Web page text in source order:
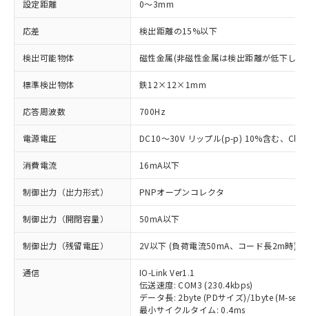
設定距離 0～3mm
応差 検出距離の15%以下
検出可能物体 磁性金属(非磁性金属は検出距離が低下しま
標準検出物体 鉄12×12×1mm
応答周波数 700Hz
電源電圧 DC10～30V リップル(p-p) 10%含む、
消費電流 16mA以下
制御出力（出力形式） PNPオープンコレクタ
制御出力（開閉容量） 50mA以下
制御出力（残留電圧） 2V以下 (負荷電流50mA、コード長2m時)
通信
IO-Link Ver1.1
伝送速度: COM3 (230.4kbps)
データ長: 2byte (PDサイズ)/1byte (M-
最小サイクルタイム: 0.4ms